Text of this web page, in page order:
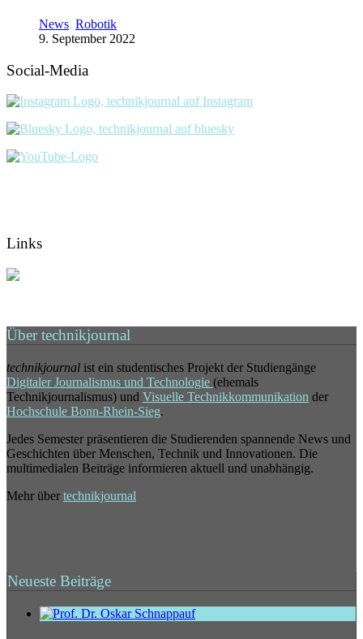
News, Robotik
9. September 2022
Social-Media
Links
Über technikjournal
technikjournal ist ein studentisches Projekt der Studiengänge
Digitaler Journalismus und Technologie (ehemals
Technikjournalismus) und Visuelle Technikkommunikation der
Hochschule Bonn-Rhein-Sieg.
Jedes Semester präsentieren die Studierenden spannende News und
Geschichten über Menschen, Technik und Innovationen. Die
multimedialen Beiträge informieren aktuell und unabhängig.
Mehr über technikjournal
Neueste Beiträge